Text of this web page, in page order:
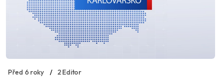
Před 6 roky 2 Editor